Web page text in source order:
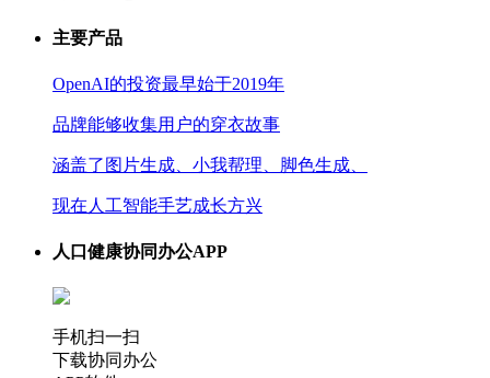
主要产品
OpenAI的投资最早始于2019年
品牌能够收集用户的穿衣故事
涵盖了图片生成、小我帮理、脚色生成、
现在人工智能手艺成长方兴
人口健康协同办公APP
手机扫一扫
下载协同办公